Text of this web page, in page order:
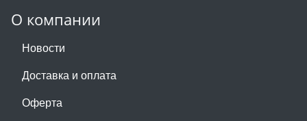
О компании
Новости
Доставка и оплата
Оферта